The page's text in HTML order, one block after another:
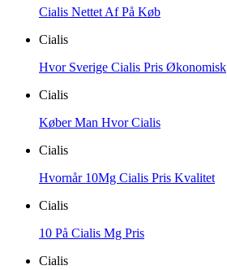
Cialis Nettet Af På Køb
Cialis
Hvor Sverige Cialis Pris Økonomisk
Cialis
Køber Man Hvor Cialis
Cialis
Hvornår 10Mg Cialis Pris Kvalitet
Cialis
10 På Cialis Mg Pris
Cialis